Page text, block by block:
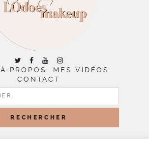
À PROPOS
MES VIDÉOS
CONTACT
RECHERCHER :